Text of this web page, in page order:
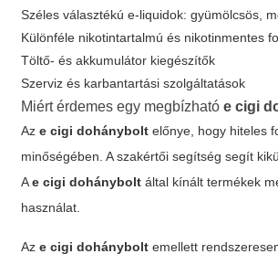
Széles választékú e-liquidok: gyümölcsös,
Különféle nikotintartalmú és nikotinmentes
Töltő- és akkumulátor kiegészítők
Szerviz és karbantartási szolgáltatások
Miért érdemes egy megbízhatóe cigi
Aze cigi dohánybolt előnye, hogy hiteles
minőségében. A szakértői segítség segít
Ae cigi dohánybolt által kínált termékek
használat.
Aze cigi dohánybolt emellett